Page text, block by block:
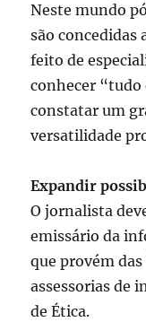
Neste mundo
são concedidas
feito de
conhecer
constatar um
versatilidade
Expandir
O jornalista
emissário da
que provém
assessorias de
de Ética.